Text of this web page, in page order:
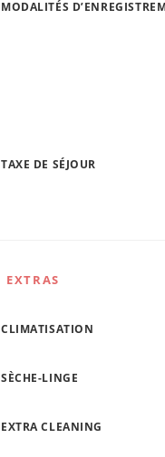
MODALITÉS
TAXE DE SÉJOUR
EXTRAS
CLIMATISATION
SÈCHE-LINGE
EXTRA CLEANING